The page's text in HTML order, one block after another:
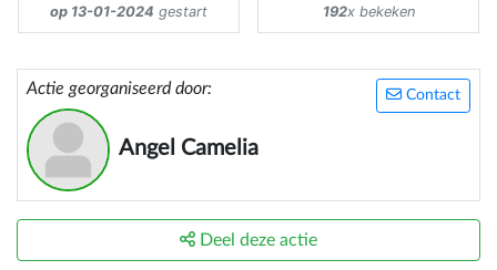
op 13-01-2024 gestart 192x bekeken
Contact
Actie georganiseerd door:
Angel Camelia
Deel deze actie